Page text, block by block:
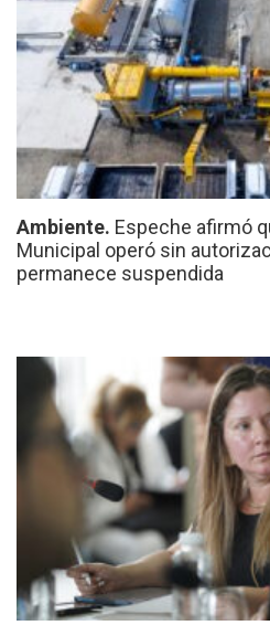
Ambiente. Espeche afirmó
Municipal operó sin
permanece suspendida